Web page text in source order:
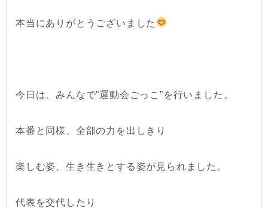
本当にありがとうございました
今日は、みんなで”運動会ごっこ”を行いました。
本番と同様、全部の力を出しきり
楽しむ姿、生き生きとする姿が見られました。
代表を交代したり